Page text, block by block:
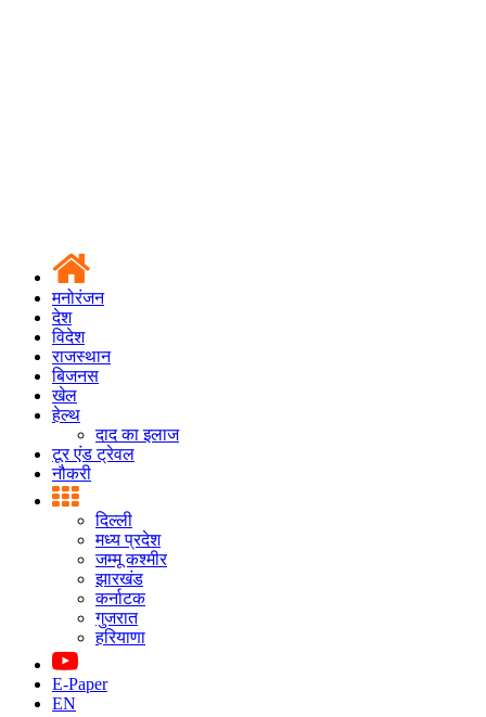
मनोरंजन
देश
विदेश
राजस्थान
बिजनस
खेल
हेल्थ
दाद का इलाज
टूर एंड ट्रेवल
नौकरी
दिल्ली
मध्य प्रदेश
जम्मू कश्मीर
झारखंड
कर्नाटक
गुजरात
हरियाणा
E-Paper
EN